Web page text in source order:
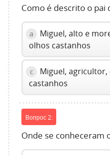
Como é descrito o pai
a
Miguel, alto e
olhos castanhos
c
Miguel, agricultor,
castanhos
Вопрос 2:
Onde se conheceram